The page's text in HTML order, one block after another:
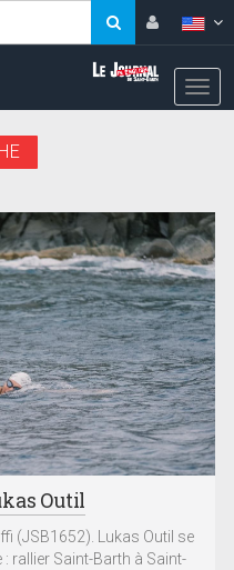
Outil
(JSB1652). Lukas Outil se
rallier Saint-Barth à Saint-